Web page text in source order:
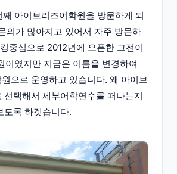
아이브리즈어학원을 방문하게 되
의가 많아지고 있어서 자주 방문하
중심으로 2012년에 오픈한 그전이
이였지만 지금은 이름을 변경하여
으로 운영하고 있습니다. 왜 아이브
선택해서 세부어학연수를 떠나는지
도록 하겟습니다.